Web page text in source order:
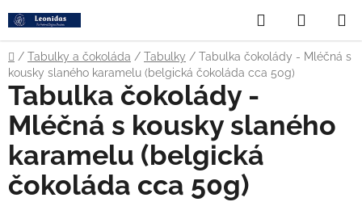
na
obsah
Hledat
KOŠÍK
Domů
/ Tabulky a čokoláda / Tabulky / Tabulka čokolády - Mléčná s
kousky slaného karamelu (belgická čokoláda cca 50g)
Tabulka čokolády -
Mléčná s kousky slaného
karamelu (belgická
čokoláda cca 50g)